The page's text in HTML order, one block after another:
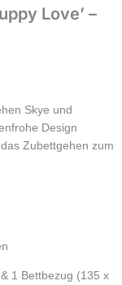
Love’ –
Skye und
Design
Zubettgehen zum
1 Bettbezug (135 x